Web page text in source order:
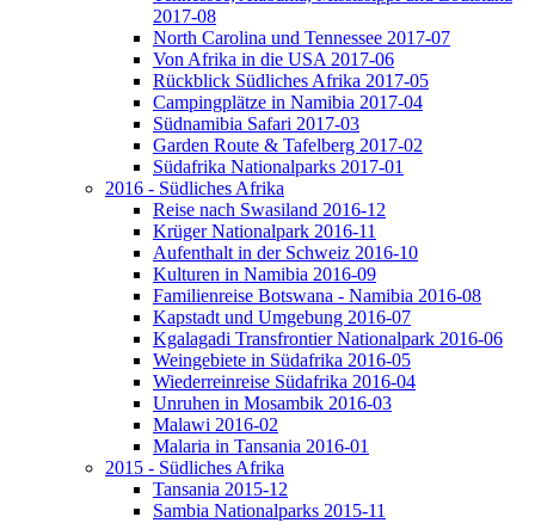
2017-08
North Carolina und Tennessee 2017-07
Von Afrika in die USA 2017-06
Rückblick Südliches Afrika 2017-05
Campingplätze in Namibia 2017-04
Südnamibia Safari 2017-03
Garden Route & Tafelberg 2017-02
Südafrika Nationalparks 2017-01
2016 - Südliches Afrika
Reise nach Swasiland 2016-12
Krüger Nationalpark 2016-11
Aufenthalt in der Schweiz 2016-10
Kulturen in Namibia 2016-09
Familienreise Botswana - Namibia 2016-08
Kapstadt und Umgebung 2016-07
Kgalagadi Transfrontier Nationalpark 2016-06
Weingebiete in Südafrika 2016-05
Wiederreinreise Südafrika 2016-04
Unruhen in Mosambik 2016-03
Malawi 2016-02
Malaria in Tansania 2016-01
2015 - Südliches Afrika
Tansania 2015-12
Sambia Nationalparks 2015-11